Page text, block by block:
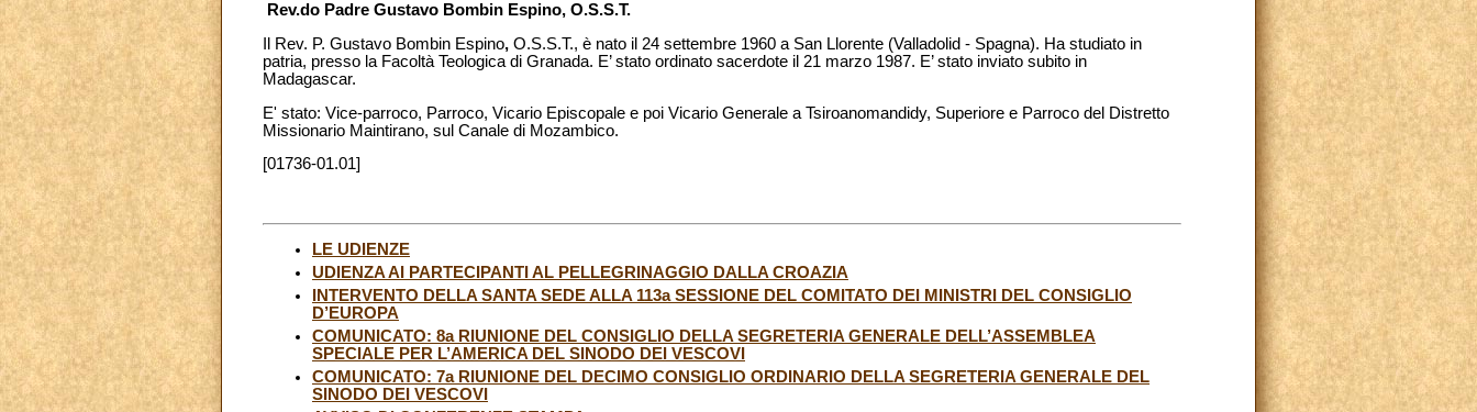
Rev.do Padre Gustavo Bombin Espino, O.S.S.T.
Il Rev. P. Gustavo Bombin Espino, O.S.S.T., è nato il 24 settembre 1960 a San Llorente (Valladolid - Spagna). Ha studiato in
patria, presso la Facoltà Teologica di Granada. E’ stato ordinato sacerdote il 21 marzo 1987. E’ stato inviato subito in
Madagascar.
E' stato: Vice-parroco, Parroco, Vicario Episcopale e poi Vicario Generale a Tsiroanomandidy, Superiore e Parroco del Distretto
Missionario Maintirano, sul Canale di Mozambico.
[01736-01.01]
LE UDIENZE
UDIENZA AI PARTECIPANTI AL PELLEGRINAGGIO DALLA CROAZIA
INTERVENTO DELLA SANTA SEDE ALLA 113a SESSIONE DEL COMITATO DEI MINISTRI DEL CONSIGLIO
D’EUROPA
COMUNICATO: 8a RIUNIONE DEL CONSIGLIO DELLA SEGRETERIA GENERALE DELL’ASSEMBLEA
SPECIALE PER L’AMERICA DEL SINODO DEI VESCOVI
COMUNICATO: 7a RIUNIONE DEL DECIMO CONSIGLIO ORDINARIO DELLA SEGRETERIA GENERALE DEL
SINODO DEI VESCOVI